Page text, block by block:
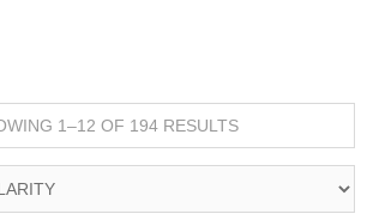
1–12 OF 194 RESULTS